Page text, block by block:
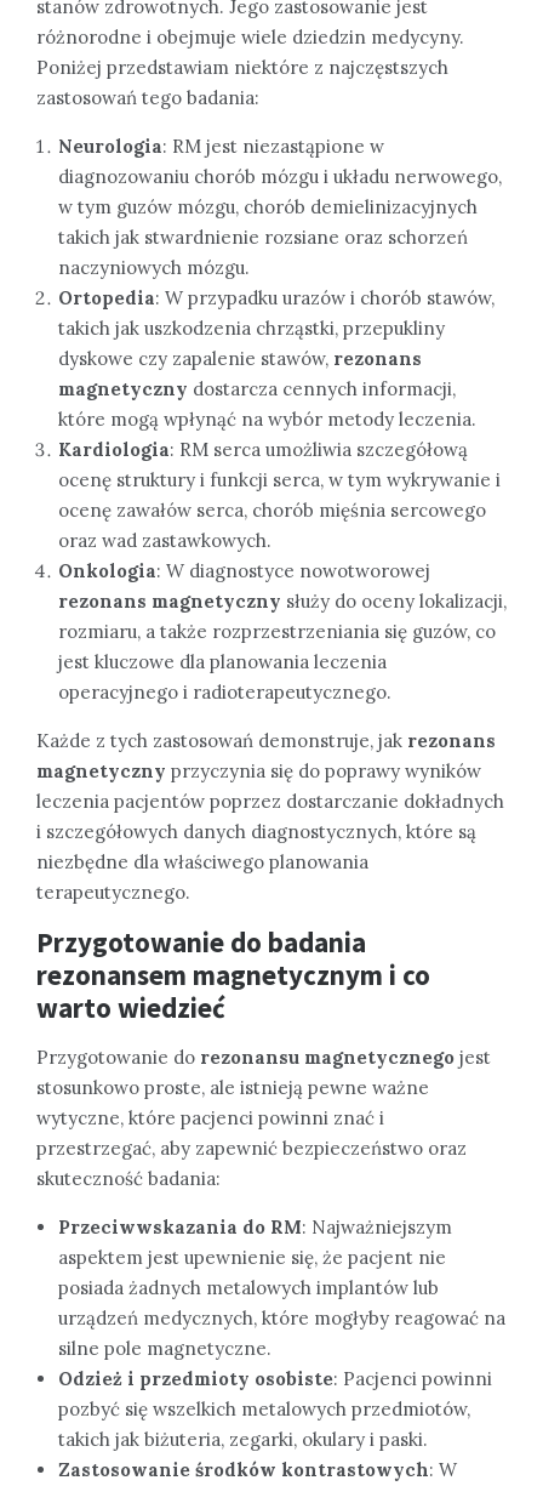
stanów zdrowotnych. Jego zastosowanie jest
różnorodne i obejmuje wiele dziedzin medycyny.
Poniżej przedstawiam niektóre z najczęstszych
zastosowań tego badania:
Neurologia: RM jest niezastąpione w
diagnozowaniu chorób mózgu i układu nerwowego,
w tym guzów mózgu, chorób demielinizacyjnych
takich jak stwardnienie rozsiane oraz schorzeń
naczyniowych mózgu.
Ortopedia: W przypadku urazów i chorób stawów,
takich jak uszkodzenia chrząstki, przepukliny
dyskowe czy zapalenie stawów, rezonans
magnetyczny dostarcza cennych informacji,
które mogą wpłynąć na wybór metody leczenia.
Kardiologia: RM serca umożliwia szczegółową
ocenę struktury i funkcji serca, w tym wykrywanie i
ocenę zawałów serca, chorób mięśnia sercowego
oraz wad zastawkowych.
Onkologia: W diagnostyce nowotworowej
rezonans magnetyczny służy do oceny lokalizacji,
rozmiaru, a także rozprzestrzeniania się guzów, co
jest kluczowe dla planowania leczenia
operacyjnego i radioterapeutycznego.
Każde z tych zastosowań demonstruje, jak rezonans
magnetyczny przyczynia się do poprawy wyników
leczenia pacjentów poprzez dostarczanie dokładnych
i szczegółowych danych diagnostycznych, które są
niezbędne dla właściwego planowania
terapeutycznego.
Przygotowanie do badania
rezonansem magnetycznym i co
warto wiedzieć
Przygotowanie do rezonansu magnetycznego jest
stosunkowo proste, ale istnieją pewne ważne
wytyczne, które pacjenci powinni znać i
przestrzegać, aby zapewnić bezpieczeństwo oraz
skuteczność badania:
Przeciwwskazania do RM: Najważniejszym
aspektem jest upewnienie się, że pacjent nie
posiada żadnych metalowych implantów lub
urządzeń medycznych, które mogłyby reagować na
silne pole magnetyczne.
Odzież i przedmioty osobiste: Pacjenci powinni
pozbyć się wszelkich metalowych przedmiotów,
takich jak biżuteria, zegarki, okulary i paski.
Zastosowanie środków kontrastowych: W